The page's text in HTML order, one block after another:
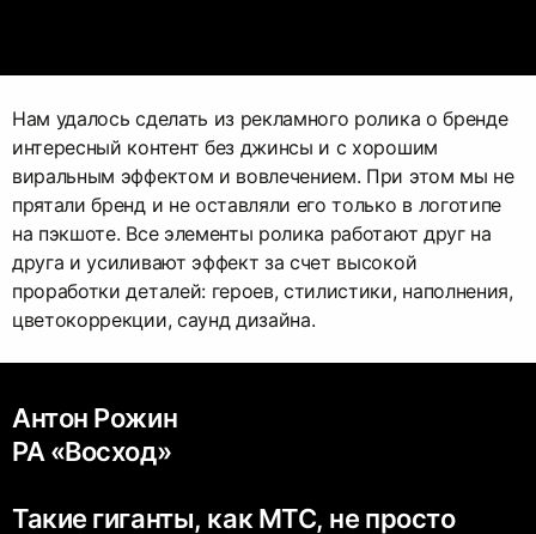
Нам удалось сделать из рекламного ролика о бренде
интересный контент без джинсы и с хорошим
виральным эффектом и вовлечением. При этом мы не
прятали бренд и не оставляли его только в логотипе
на пэкшоте. Все элементы ролика работают друг на
друга и усиливают эффект за счет высокой
проработки деталей: героев, стилистики, наполнения,
цветокоррекции, саунд дизайна.
Антон Рожин
РА «Восход»
Такие гиганты, как МТС, не просто